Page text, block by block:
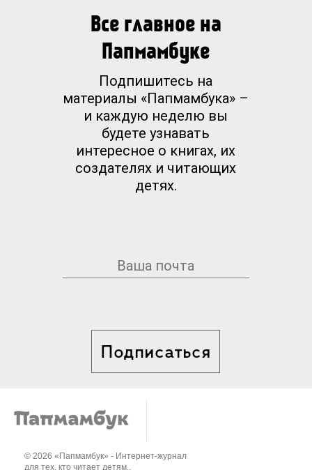
Все главное на
Папмамбуке
Подпишитесь на
материалы «Папмамбука» –
и каждую неделю вы
будете узнавать
интересное о книгах, их
создателях и читающих
детях.
Подписаться
© 2026 «Папмамбук» - Интернет-журнал
для тех, кто читает детям..